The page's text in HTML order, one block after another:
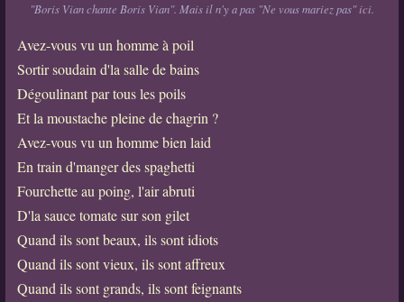
"Boris Vian chante Boris Vian". Mais il n'y a pas "Ne vous mariez pas" ici.
Avez-vous vu un homme à poil
Sortir soudain d'la salle de bains
Dégoulinant par tous les poils
Et la moustache pleine de chagrin ?
Avez-vous vu un homme bien laid
En train d'manger des spaghetti
Fourchette au poing, l'air abruti
D'la sauce tomate sur son gilet
Quand ils sont beaux, ils sont idiots
Quand ils sont vieux, ils sont affreux
Quand ils sont grands, ils sont feignants